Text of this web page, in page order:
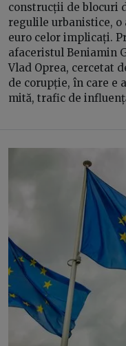
construcții de blocuri
regulile urbanistice, o
euro celor implicați.
afaceristul Beniamin
Vlad Oprea, cercetat
de corupție, în care e
mită, trafic de